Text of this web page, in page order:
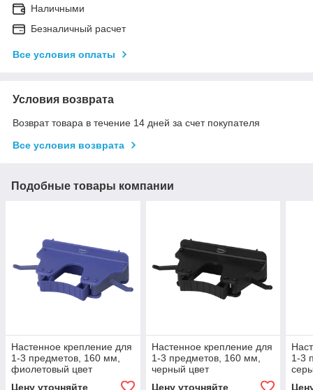
Наличными
Безналичный расчет
Все условия оплаты
Условия возврата
Возврат товара в течение 14 дней за счет покупателя
Все условия возврата
Подобные товары компании
Настенное крепление для
1-3 предметов, 160 мм,
фиолетовый цвет
Цену уточняйте
Настенное крепление для
1-3 предметов, 160 мм,
черный цвет
Цену уточняйте
1-3